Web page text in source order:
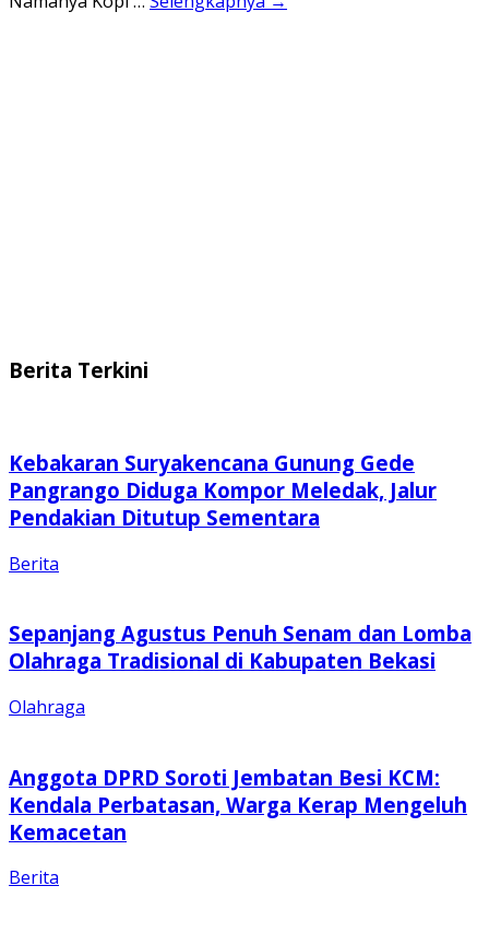
Berita Terkini
Kebakaran Suryakencana Gunung Gede
Pangrango Diduga Kompor Meledak, Jalur
Pendakian Ditutup Sementara
Berita
Sepanjang Agustus Penuh Senam dan Lomba
Olahraga Tradisional di Kabupaten Bekasi
Olahraga
Anggota DPRD Soroti Jembatan Besi KCM:
Kendala Perbatasan, Warga Kerap Mengeluh
Kemacetan
Berita